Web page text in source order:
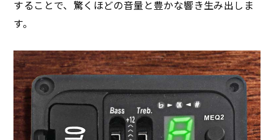
することで、驚くほどの音量と豊かな響き生み出しま
す。